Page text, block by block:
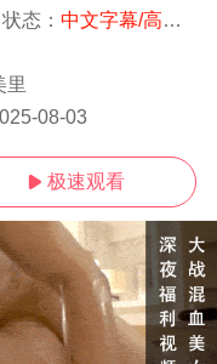
状态： 中文字幕/高清
里
08-03
 极速观看